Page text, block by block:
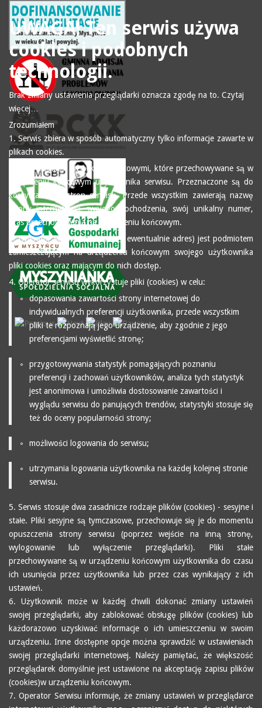
UWAGA! Ten serwis używa
cookies i podobnych
technologii.
Brak zmiany ustawienia przeglądarki oznacza zgodę na to. Czytaj
więcej…
Zrozumiałem
1. Serwis zbiera w sposób automatyczny tylko informacje zawarte w
plikach cookies.
2. Pliki (cookies) są plikami tekstowymi, które przechowywane są w
urządzeniu końcowym użytkownika serwisu. Przeznaczone są do
korzystania ze stron serwisu. Przede wszystkim zawierają nazwę
strony internetowej swojego pochodzenia, swój unikalny numer,
czas przechowywania na urządzeniu końcowym.
3. Operator serwisu (tu nazwa i ewentualnie adres) jest podmiotem
zamieszczającym na urządzeniu końcowym swojego użytkownika
pliki cookies oraz mającym do nich dostęp.
4. Operator serwisu wykorzystuje pliki (cookies) w celu:
dopasowania zawartości strony internetowej do
indywidualnych preferencji użytkownika, przede wszystkim
pliki te rozpoznają jego urządzenie, aby zgodnie z jego
preferencjami wyświetlić stronę;
przygotowywania statystyk pomagających poznaniu
preferencji i zachowań użytkowników, analiza tych statystyk
jest anonimowa i umożliwia dostosowanie zawartości i
wyglądu serwisu do panujących trendów, statystyki stosuje się
też do oceny popularności strony;
możliwości logowania do serwisu;
utrzymania logowania użytkownika na każdej kolejnej stronie
serwisu.
5. Serwis stosuje dwa zasadnicze rodzaje plików (cookies) - sesyjne i
stałe. Pliki sesyjne są tymczasowe, przechowuje się je do momentu
opuszczenia strony serwisu (poprzez wejście na inną stronę,
wylogowanie lub wyłączenie przeglądarki). Pliki stałe
przechowywane są w urządzeniu końcowym użytkownika do czasu
ich usunięcia przez użytkownika lub przez czas wynikający z ich
ustawień.
6. Użytkownik może w każdej chwili dokonać zmiany ustawień
swojej przeglądarki, aby zablokować obsługę plików (cookies) lub
każdorazowo uzyskiwać informacje o ich umieszczeniu w swoim
urządzeniu. Inne dostępne opcje można sprawdzić w ustawieniach
swojej przeglądarki internetowej. Należy pamiętać, że większość
przeglądarek domyślnie jest ustawione na akceptację zapisu plików
(cookies)w urządzeniu końcowym.
7. Operator Serwisu informuje, że zmiany ustawień w przeglądarce